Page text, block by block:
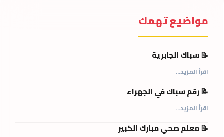
مواضيع تهمك
📝 سباك الجابرية
اقرأ المزيد...
📝 رقم سباك في الجهراء
اقرأ المزيد...
📝 معلم صحي مبارك الكبير